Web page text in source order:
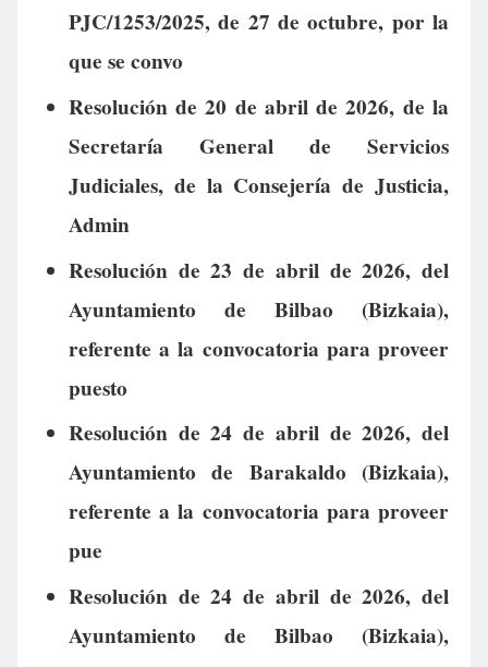
PJC/1253/2025, de 27 de octubre, por la
que se convo
Resolución de 20 de abril de 2026, de la
Secretaría General de Servicios
Judiciales, de la Consejería de Justicia,
Admin
Resolución de 23 de abril de 2026, del
Ayuntamiento de Bilbao (Bizkaia),
referente a la convocatoria para proveer
puesto
Resolución de 24 de abril de 2026, del
Ayuntamiento de Barakaldo (Bizkaia),
referente a la convocatoria para proveer
pue
Resolución de 24 de abril de 2026, del
Ayuntamiento de Bilbao (Bizkaia),